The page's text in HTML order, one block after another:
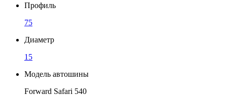
Профиль
75
Диаметр
15
Модель автошины
Forward Safari 540